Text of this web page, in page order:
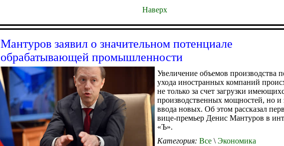
Наверх
Мантуров заявил о значительном потенциале
обрабатывающей промышленности
Увеличение объемов производства
ухода иностранных компаний
не только за счет загрузки
производственных мощностей, но и
ввода новых. Об этом рассказал
вице-премьер Денис Мантуров в
«Ъ».
Категория: Все \ Экономика